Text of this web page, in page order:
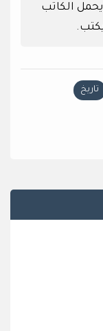
الكاتب
تاريخ